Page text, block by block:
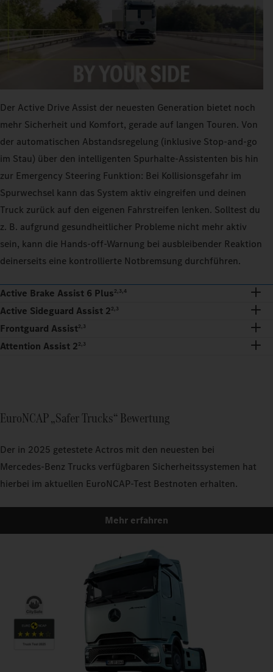
Der Active Drive Assist der neuesten Generation bietet noch
mehr Sicherheit und Komfort, gerade auf langen Touren. Von
der automatischen Abstandsregelung (inklusive Stop-and-go
im Stau) über den intelligenten Spurhalte-Assistenten bis hin
zur Emergency Steering Funktion: Bei Kollisionsgefahr im
Spurwechsel kann das System aktiv eingreifen und deinen
Truck zurück auf den eigenen Fahrstreifen lenken. Solltest du
z. B. aufgrund gesundheitlicher Probleme nicht mehr aktiv
sein, kann die Hands-off-Warnung bei ausbleibender Reaktion
deinerseits eine kontrollierte Notbremsung durchführen.
Active Brake Assist 6 Plus2,3,4
Active Sideguard Assist 22,3
Frontguard Assist2,3
Attention Assist 22,3
EuroNCAP „Safer Trucks“ Bewertung
Der in 2025 getestete Actros mit den neuesten bei
Mercedes‑Benz Trucks verfügbaren Sicherheitssystemen hat
hierbei im aktuellen EuroNCAP-Test Bestnoten erhalten.
Mehr erfahren